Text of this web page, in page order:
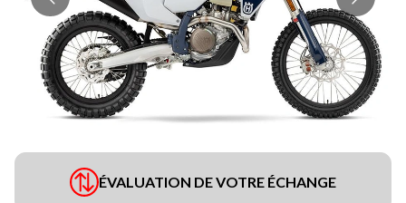
ÉVALUATION DE VOTRE ÉCHANGE